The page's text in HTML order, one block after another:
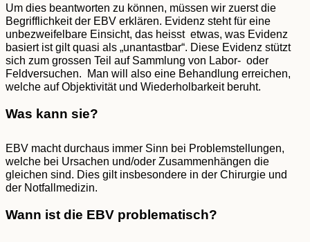
Um dies beantworten zu können, müssen wir zuerst die
Begrifflichkeit der EBV erklären. Evidenz steht für eine
unbezweifelbare Einsicht, das heisst etwas, was Evidenz
basiert ist gilt quasi als „unantastbar“. Diese Evidenz stützt
sich zum grossen Teil auf Sammlung von Labor- oder
Feldversuchen. Man will also eine Behandlung erreichen,
welche auf Objektivität und Wiederholbarkeit beruht.
Was kann sie?
EBV macht durchaus immer Sinn bei Problemstellungen,
welche bei Ursachen und/oder Zusammenhängen die
gleichen sind. Dies gilt insbesondere in der Chirurgie und
der Notfallmedizin.
Wann ist die EBV problematisch?